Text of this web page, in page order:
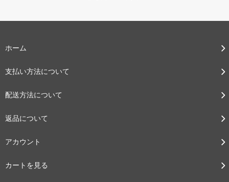
ホーム
支払い方法について
配送方法について
返品について
アカウント
カートを見る